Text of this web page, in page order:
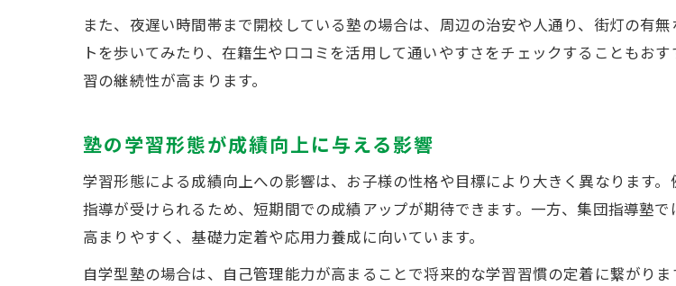
塾と家庭学習を両立させた
また、夜遅い時間帯まで開校している塾の場合は、周辺の治安や人通り、街灯の有
トを歩いてみたり、在籍生や口コミを活用して通いやすさをチェックすることもお
習の継続性が高まります。
塾の学習形態が成績向上に与える影響
学習形態による成績向上への影響は、お子様の性格や目標により大きく異なります
指導が受けられるため、短期間での成績アップが期待できます。一方、集団指導塾
高まりやすく、基礎力定着や応用力養成に向いています。
自学型塾の場合は、自己管理能力が高まることで将来的な学習習慣の定着に繋がり
お問い合わせはこちら